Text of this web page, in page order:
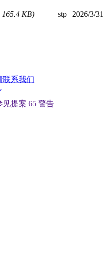
KB) stp 2026/3/31
联系我们
见提案 65 警告